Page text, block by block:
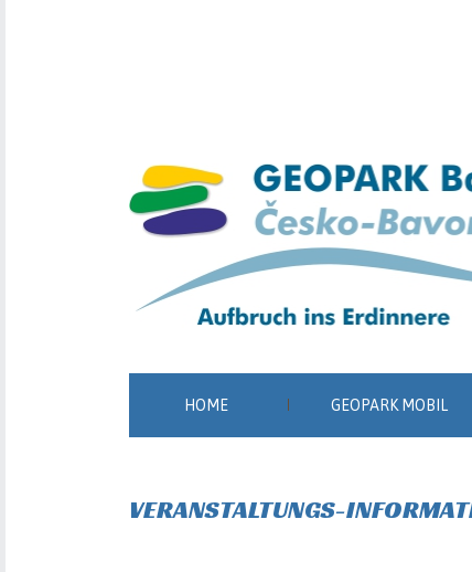
HOME GEOPARK MOBIL
VERANSTALTUNGS-